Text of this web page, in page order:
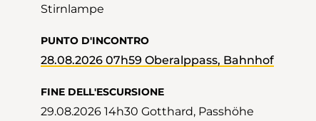
Stirnlampe
PUNTO D'INCONTRO
28.08.2026 07h59 Oberalppass, Bahnhof
FINE DELL'ESCURSIONE
29.08.2026 14h30 Gotthard, Passhöhe